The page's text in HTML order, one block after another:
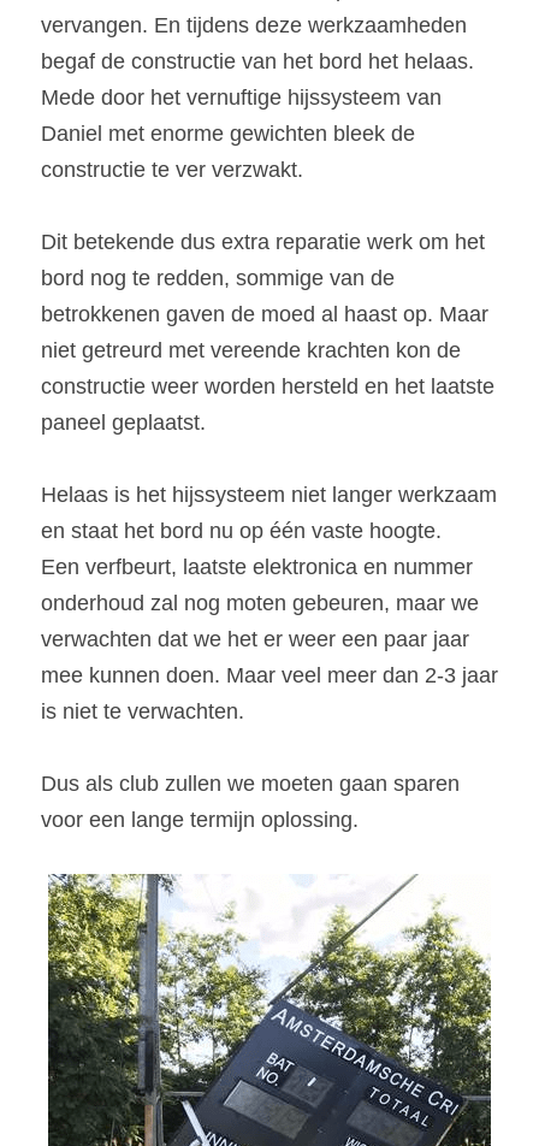
vervangen. En tijdens deze werkzaamheden
begaf de constructie van het bord het helaas.
Mede door het vernuftige hijssysteem van
Daniel met enorme gewichten bleek de
constructie te ver verzwakt.
Dit betekende dus extra reparatie werk om het
bord nog te redden, sommige van de
betrokkenen gaven de moed al haast op. Maar
niet getreurd met vereende krachten kon de
constructie weer worden hersteld en het laatste
paneel geplaatst.
Helaas is het hijssysteem niet langer werkzaam
en staat het bord nu op één vaste hoogte.
Een verfbeurt, laatste elektronica en nummer
onderhoud zal nog moten gebeuren, maar we
verwachten dat we het er weer een paar jaar
mee kunnen doen. Maar veel meer dan 2-3 jaar
is niet te verwachten.
Dus als club zullen we moeten gaan sparen
voor een lange termijn oplossing.